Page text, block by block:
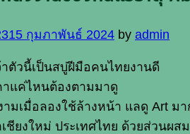
15 กุมภาพันธ์ 2024 by admin
าตัวนี้เป็นสบู่ฝีมือคนไทยงานดี
แค่ไหนต้องตามมาดู
มเมื่อลองใช้ล้างหน้า แลดู Art
ยงใหม่ ประเทศไทย ด้วยส่วนผ